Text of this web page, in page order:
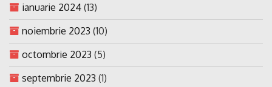
ianuarie 2024 (13)
noiembrie 2023 (10)
octombrie 2023 (5)
septembrie 2023 (1)